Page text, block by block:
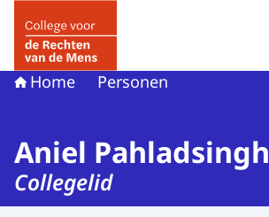
Home Personen
Aniel Pahladsingh
Collegelid